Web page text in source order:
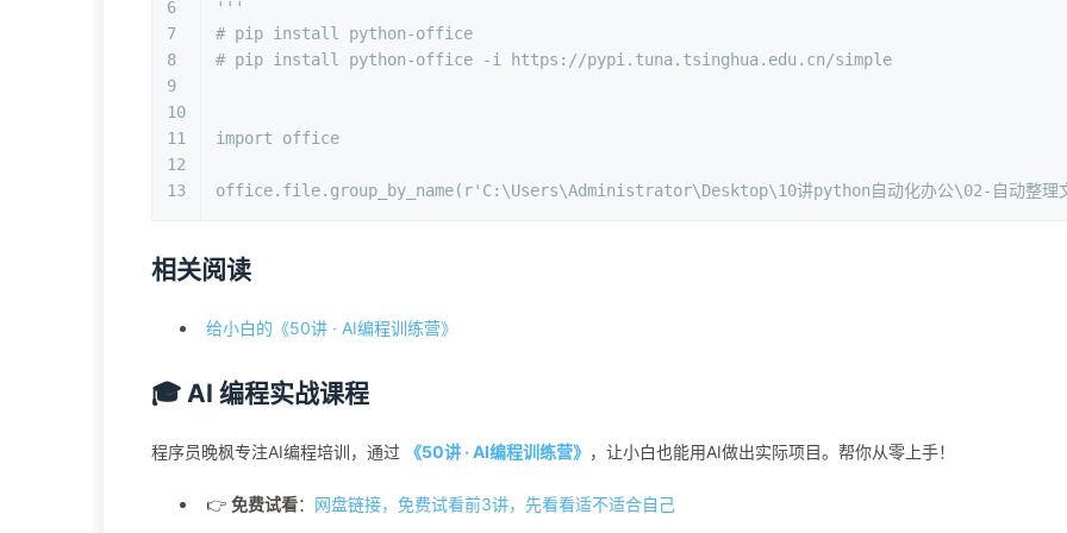
6
7
8
9
10
11
12
13
'''
# pip install python-office
# pip install python-office -i https://pypi.tuna.tsinghua.edu.cn/simple
import office
office.file.group_by_name( r'C:\Users\Administrator\Desktop\10讲python自动化办公\02-自动整理
相关阅读
给小白的《50讲 · AI编程训练营》
🎓 AI 编程实战课程
程序员晚枫专注AI编程培训，通过 《50讲 · AI编程训练营》 ，让小白也能用AI做出实际项目。帮你从零上手！
👉 免费试看： 网盘链接，免费试看前3讲，先看看适不适合自己